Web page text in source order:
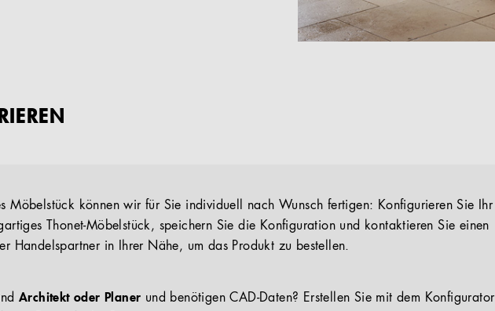
Möbelstück können wir für Sie individuell nach Wunsch fertigen: Konfigurieren Sie Ihr
Thonet-Möbelstück, speichern Sie die Konfiguration und kontaktieren Sie einen
Handelspartner in Ihrer Nähe, um das Produkt zu bestellen.
Architekt oder Planer und benötigen CAD-Daten? Erstellen Sie mit dem Konfigurator